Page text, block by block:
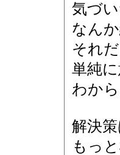
気づ
なん
それ
単純
わか
解決
もっ